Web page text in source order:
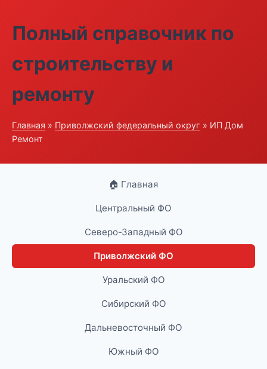
Полный справочник по
строительству и
ремонту
Главная » Приволжский федеральный округ » ИП Дом
Ремонт
🏠 Главная
Центральный ФО
Северо-Западный ФО
Приволжский ФО
Уральский ФО
Сибирский ФО
Дальневосточный ФО
Южный ФО